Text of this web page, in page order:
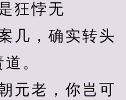
狂悖无
几，确实转头
。
老，你岂可